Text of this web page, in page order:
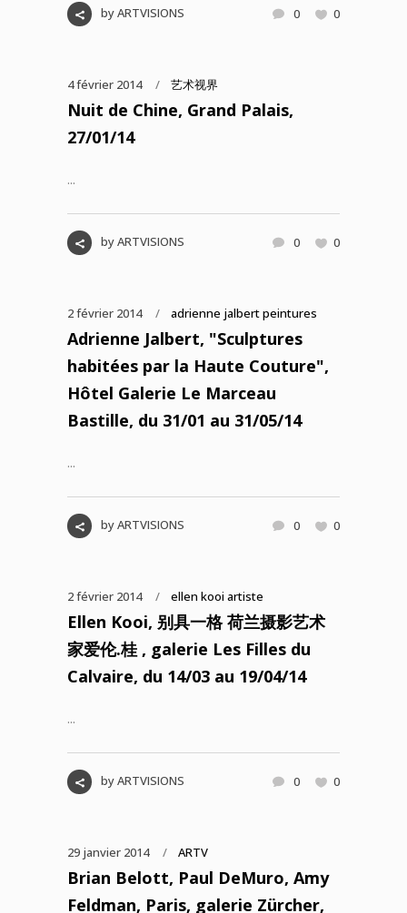
byARTVISIONS 0 0
4 février 2014 艺术视界
Nuit de Chine, Grand Palais,
27/01/14
...
byARTVISIONS 0 0
2 février 2014 adrienne jalbert peintures
Adrienne Jalbert, "Sculptures
habitées par la Haute Couture",
Hôtel Galerie Le Marceau
Bastille, du 31/01 au 31/05/14
...
byARTVISIONS 0 0
2 février 2014 ellen kooi artiste
Ellen Kooi, 别具一格 荷兰摄影艺术
家爱伦.桂 , galerie Les Filles du
Calvaire, du 14/03 au 19/04/14
...
byARTVISIONS 0 0
29 janvier 2014 ARTV
Brian Belott, Paul DeMuro, Amy
Feldman, Paris, galerie Zürcher,